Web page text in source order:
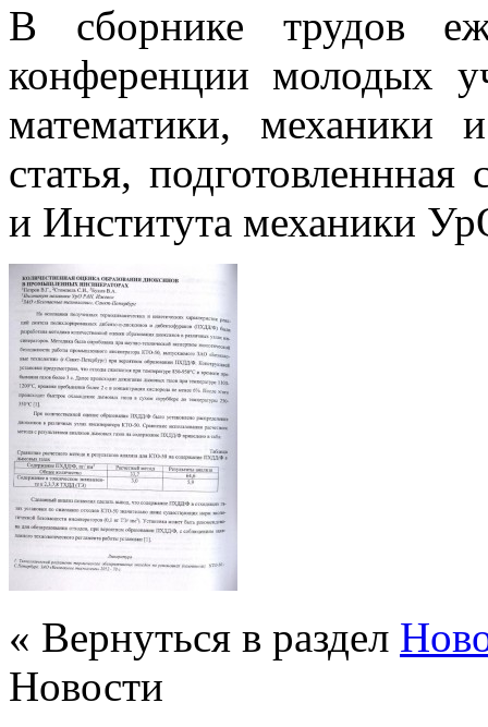
В сборнике трудов
конференции молодых
математики, механики
статья,
и Института механики
« Вернуться в раздел
Новости